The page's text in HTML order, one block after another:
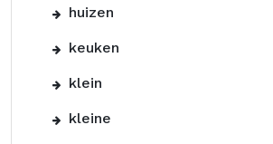
huizen
keuken
klein
kleine